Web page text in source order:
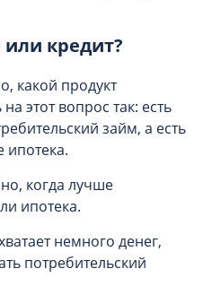
кредит?
какой продукт
этот вопрос так: есть
займ, а есть
ипотека.
когда лучше
ипотека.
немного денег,
потребительский